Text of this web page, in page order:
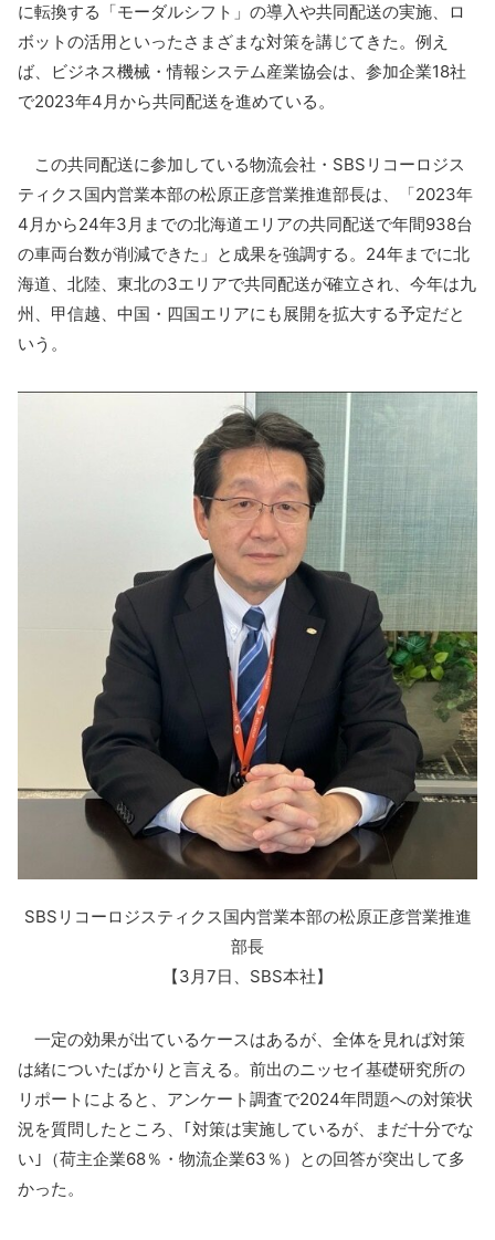
に転換する「モーダルシフト」の導入や共同配送の実施、ロ
ボットの活用といったさまざまな対策を講じてきた。例え
ば、ビジネス機械・情報システム産業協会は、参加企業18社
で2023年4月から共同配送を進めている。
この共同配送に参加している物流会社・SBSリコーロジス
ティクス国内営業本部の松原正彦営業推進部長は、「2023年
4月から24年3月までの北海道エリアの共同配送で年間938台
の車両台数が削減できた」と成果を強調する。24年までに北
海道、北陸、東北の3エリアで共同配送が確立され、今年は九
州、甲信越、中国・四国エリアにも展開を拡大する予定だと
いう。
SBSリコーロジスティクス国内営業本部の松原正彦営業推進
部長
【3月7日、SBS本社】
一定の効果が出ているケースはあるが、全体を見れば対策
は緒についたばかりと言える。前出のニッセイ基礎研究所の
リポートによると、アンケート調査で2024年問題への対策状
況を質問したところ、｢対策は実施しているが、まだ十分でな
い｣（荷主企業68％・物流企業63％）との回答が突出して多
かった。